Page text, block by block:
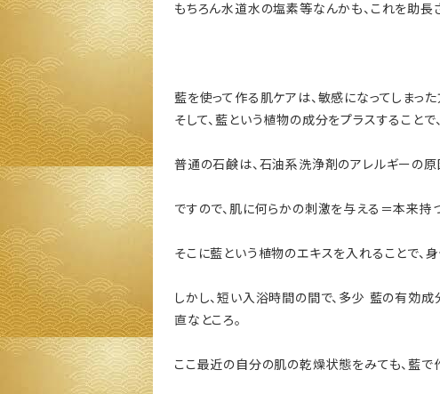
もちろん水道水の塩素等なんかも、これを助長さ
藍を使って作る肌ケアは、敏感になってしまっ
そして、藍という植物の成分をプラスすること
普通の石鹸は、石油系洗浄剤のアレルギーの原
ですので、肌に何らかの刺激を与える＝本来持
そこに藍という植物のエキスを入れることで、身
しかし、短い入浴時間の間で、多少 藍の有効
直なところ。
ここ最近の自分の肌の乾燥状態をみても、藍で